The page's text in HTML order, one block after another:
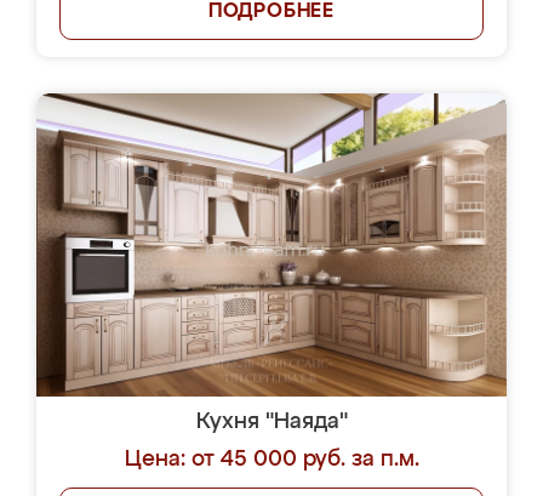
ПОДРОБНЕЕ
Кухня "Наяда"
Цена: от 45 000 руб. за п.м.